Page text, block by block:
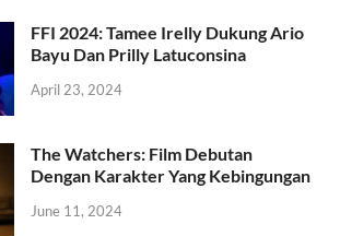
FFI 2024: Tamee Irelly Dukung Ario
Bayu Dan Prilly Latuconsina
April 23, 2024
The Watchers: Film Debutan
Dengan Karakter Yang Kebingungan
June 11, 2024